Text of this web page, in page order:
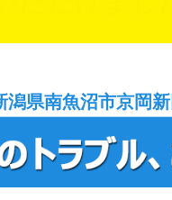
潟県南魚沼市京岡